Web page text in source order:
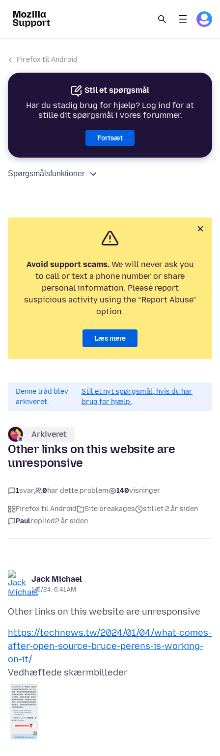
Firefox til Android
Stil et spørgsmål
Har du stadig brug for hjælp? Log ind for at
stille dit spørgsmål i vores forummer.
Fortsæt
Spørgsmålsfunktioner
Avoid support scams.We will never ask you
to call or text a phone number or share
personal information. Please report
suspicious activity using the “Report Abuse”
option.
Læs mere
Denne tråd blev
arkiveret.
Stil et nyt spørgsmål, hvis du har
brug for hjælp.
Arkiveret
Other links on this website are
unresponsive
1svar 0har dette problem 140visninger
Firefox til Android Site breakages
stillet 2 år siden
Paulreplied2 år siden
Jack Michael
1/5/24, 6:41 AM
https://technews.tw/2024/01/04/what-comes-
after-open-source-bruce-perens-is-working-
on-it/
Vedhæftede skærmbilleder